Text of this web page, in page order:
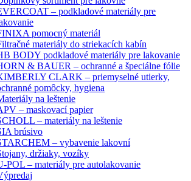
– podkladové materiály pre
pomocný materiál
materiály do striekacích kabín
BODY podkladové materiály pre lakovanie
& BAUER – ochranné a špeciálne fólie
CLARK – priemyselné utierky,
pomôcky, hygiena
na leštenie
– maskovací papier
– materiály na leštenie
brúsivo
– vybavenie lakovní
držiaky, vozíky
POL – materiály pre autolakovanie